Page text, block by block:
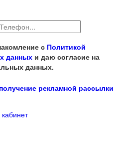
с Политикой
данных и даю согласие на
данных.
рекламной рассылки